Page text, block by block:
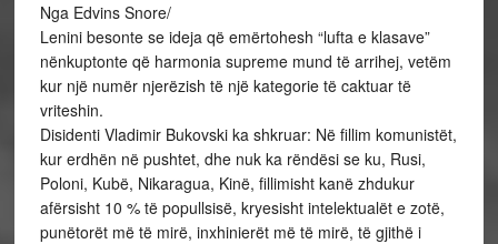
Nga Edvins Snore/
Lenini besonte se ideja që emërtohesh “lufta e klasave”
nënkuptonte që harmonia supreme mund të arrihej, vetëm
kur një numër njerëzish të një kategorie të caktuar të
vriteshin.
Disidenti Vladimir Bukovski ka shkruar: Në fillim komunistët,
kur erdhën në pushtet, dhe nuk ka rëndësi se ku, Rusi,
Poloni, Kubë, Nikaragua, Kinë, fillimisht kanë zhdukur
afërsisht 10 % të popullsisë, kryesisht intelektualët e zotë,
punëtorët më të mirë, inxhinierët më të mirë, të gjithë i